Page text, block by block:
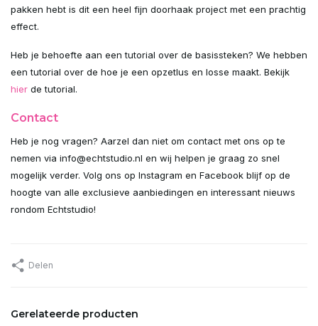
Uitverkocht
Uitverkocht
Uitverkocht
pakken hebt is dit een heel fijn doorhaak project met een prachtig
effect.
Heb je behoefte aan een tutorial over de basissteken? We hebben
een tutorial over de hoe je een opzetlus en losse maakt. Bekijk
hier de tutorial.
Contact
Heb je nog vragen? Aarzel dan niet om contact met ons op te
nemen via info@echtstudio.nl en wij helpen je graag zo snel
mogelijk verder. Volg ons op Instagram en Facebook blijf op de
hoogte van alle exclusieve aanbiedingen en interessant nieuws
rondom Echtstudio!
Delen
Gerelateerde producten